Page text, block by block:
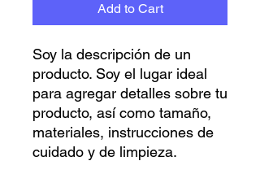
Add to Cart
Soy la descripción de un
producto. Soy el lugar ideal
para agregar detalles sobre tu
producto, así como tamaño,
materiales, instrucciones de
cuidado y de limpieza.